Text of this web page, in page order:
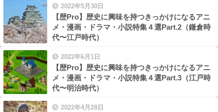
2022年5月30日
【歴Pro】歴史に興味を持つきっかけになるアニ
メ・漫画・ドラマ・小説特集４選Part.2（鎌倉時
代〜江戸時代）
2022年6月1日
【歴Pro】歴史に興味を持つきっかけになるアニ
メ・漫画・ドラマ・小説特集４選Part.3（江戸時
代〜明治時代）
2022年4月28日